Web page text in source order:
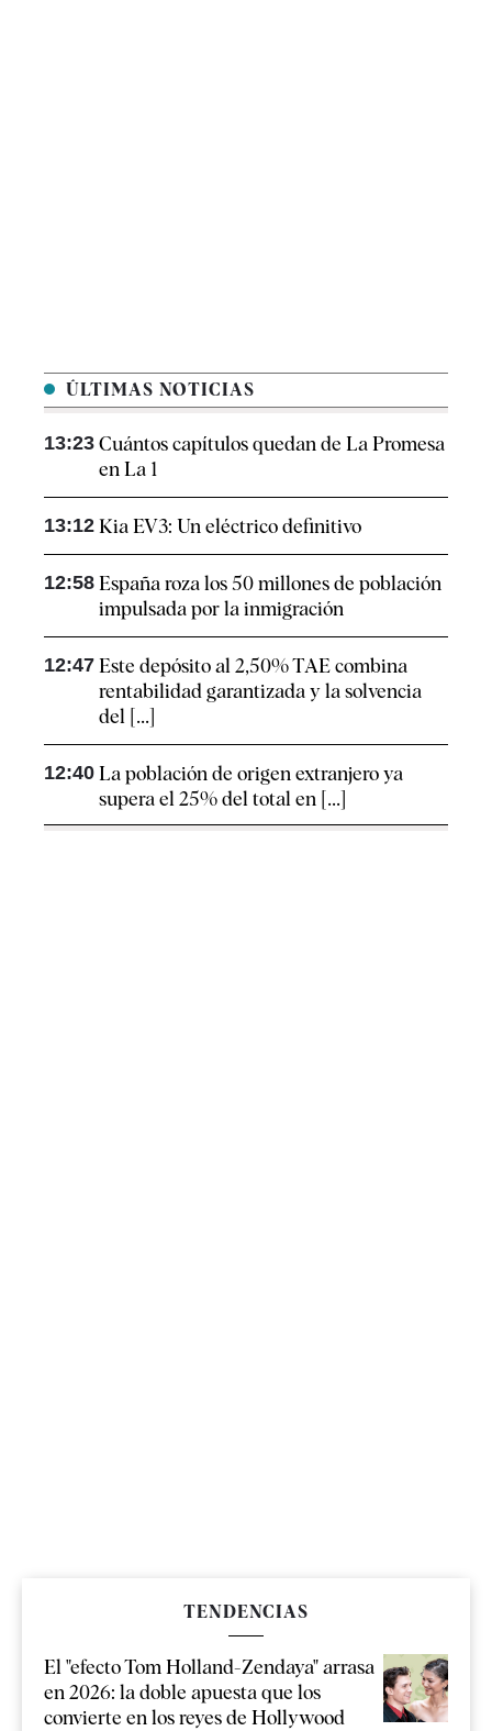
ÚLTIMAS NOTICIAS
13:23 Cuántos capítulos quedan de La Promesa
en La 1
13:12 Kia EV3: Un eléctrico definitivo
12:58 España roza los 50 millones de población
impulsada por la inmigración
12:47 Este depósito al 2,50% TAE combina
rentabilidad garantizada y la solvencia
del [...]
12:40 La población de origen extranjero ya
supera el 25% del total en [...]
TENDENCIAS
El "efecto Tom Holland-Zendaya" arrasa
en 2026: la doble apuesta que los
convierte en los reyes de Hollywood